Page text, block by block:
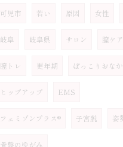
可児市 若い 原因 女性
岐阜 岐阜県 サロン 膣ケア
膣トレ 更年期 ぽっこりおなか
ヒップアップ EMS
フェミゾンプラス® 子宮脱 姿
骨盤のゆがみ